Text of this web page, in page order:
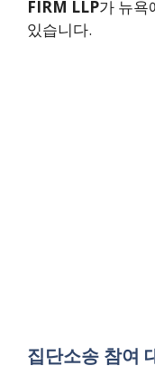
FIRM LLP가 뉴욕
있습니다.
집단소송 참여